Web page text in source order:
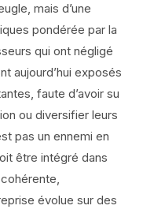
mais d’une
pondérée par la
qui ont négligé
aujourd’hui exposés
faute d’avoir su
ou diversifier leurs
pas un ennemi en
être intégré dans
évolue sur des